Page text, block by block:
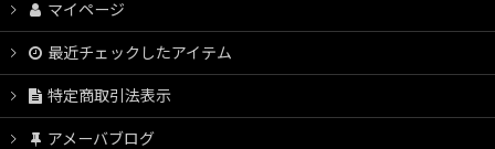
マイページ
最近チェックしたアイテム
特定商取引法表示
アメーバブログ